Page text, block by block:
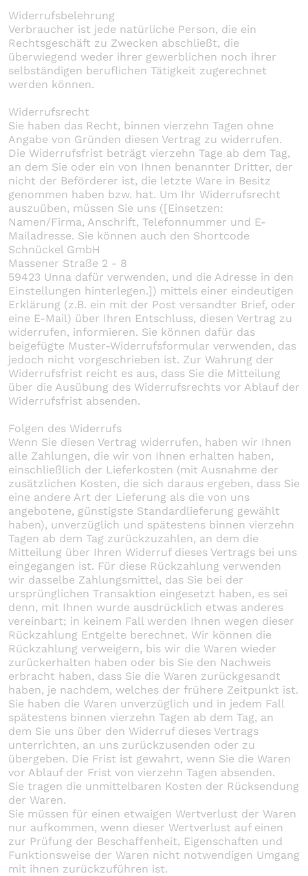
Widerrufsbelehrung
Verbraucher ist jede natürliche Person, die ein
Rechtsgeschäft zu Zwecken abschließt, die
überwiegend weder ihrer gewerblichen noch ihrer
selbständigen beruflichen Tätigkeit zugerechnet
werden können.
Widerrufsrecht
Sie haben das Recht, binnen vierzehn Tagen ohne
Angabe von Gründen diesen Vertrag zu widerrufen.
Die Widerrufsfrist beträgt vierzehn Tage ab dem Tag,
an dem Sie oder ein von Ihnen benannter Dritter, der
nicht der Beförderer ist, die letzte Ware in Besitz
genommen haben bzw. hat. Um Ihr Widerrufsrecht
auszuüben, müssen Sie uns ([Einsetzen:
Namen/Firma, Anschrift, Telefonnummer und E-
Mailadresse. Sie können auch den Shortcode
Schnückel GmbH
Massener Straße 2 - 8
59423 Unna dafür verwenden, und die Adresse in den
Einstellungen hinterlegen.]) mittels einer eindeutigen
Erklärung (z.B. ein mit der Post versandter Brief, oder
eine E-Mail) über Ihren Entschluss, diesen Vertrag zu
widerrufen, informieren. Sie können dafür das
beigefügte Muster-Widerrufsformular verwenden, das
jedoch nicht vorgeschrieben ist. Zur Wahrung der
Widerrufsfrist reicht es aus, dass Sie die Mitteilung
über die Ausübung des Widerrufsrechts vor Ablauf der
Widerrufsfrist absenden.
Folgen des Widerrufs
Wenn Sie diesen Vertrag widerrufen, haben wir Ihnen
alle Zahlungen, die wir von Ihnen erhalten haben,
einschließlich der Lieferkosten (mit Ausnahme der
zusätzlichen Kosten, die sich daraus ergeben, dass Sie
eine andere Art der Lieferung als die von uns
angebotene, günstigste Standardlieferung gewählt
haben), unverzüglich und spätestens binnen vierzehn
Tagen ab dem Tag zurückzuzahlen, an dem die
Mitteilung über Ihren Widerruf dieses Vertrags bei uns
eingegangen ist. Für diese Rückzahlung verwenden
wir dasselbe Zahlungsmittel, das Sie bei der
ursprünglichen Transaktion eingesetzt haben, es sei
denn, mit Ihnen wurde ausdrücklich etwas anderes
vereinbart; in keinem Fall werden Ihnen wegen dieser
Rückzahlung Entgelte berechnet. Wir können die
Rückzahlung verweigern, bis wir die Waren wieder
zurückerhalten haben oder bis Sie den Nachweis
erbracht haben, dass Sie die Waren zurückgesandt
haben, je nachdem, welches der frühere Zeitpunkt ist.
Sie haben die Waren unverzüglich und in jedem Fall
spätestens binnen vierzehn Tagen ab dem Tag, an
dem Sie uns über den Widerruf dieses Vertrags
unterrichten, an uns zurückzusenden oder zu
übergeben. Die Frist ist gewahrt, wenn Sie die Waren
vor Ablauf der Frist von vierzehn Tagen absenden.
Sie tragen die unmittelbaren Kosten der Rücksendung
der Waren.
Sie müssen für einen etwaigen Wertverlust der Waren
nur aufkommen, wenn dieser Wertverlust auf einen
zur Prüfung der Beschaffenheit, Eigenschaften und
Funktionsweise der Waren nicht notwendigen Umgang
mit ihnen zurückzuführen ist.